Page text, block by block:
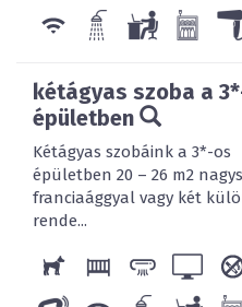
A 4*-os hotel
mozgáskorlátozottak itt-
kétágyas szoba a
épületben
Kétágyas szobáink a 3*-os
épületben 20 – 26 m2
franciaággyal vagy két
rende...